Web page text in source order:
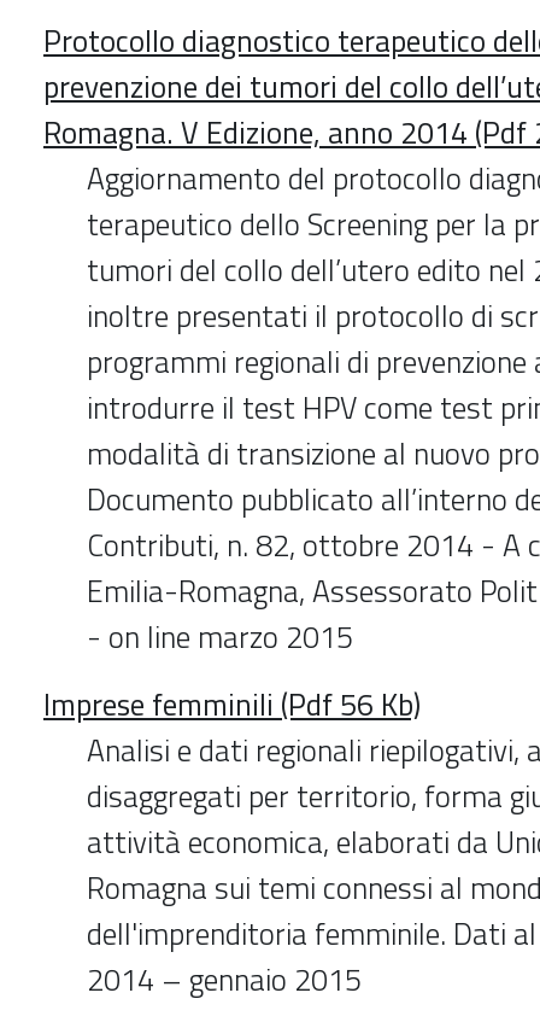
Protocollo diagnostico terapeutico
prevenzione dei tumori del collo
Romagna. V Edizione, anno 2014 (Pdf
Aggiornamento del protocollo
terapeutico dello Screening per la
tumori del collo dell’utero edito nel
inoltre presentati il protocollo di
programmi regionali di
introdurre il test HPV come test
modalità di transizione al nuovo
Documento pubblicato all’interno
Contributi, n. 82, ottobre 2014 - A
Emilia-Romagna, Assessorato
- on line marzo 2015
Imprese femminili (Pdf 56 Kb)
Analisi e dati regionali riepilogativi,
disaggregati per territorio, forma
attività economica, elaborati da
Romagna sui temi connessi al
dell'imprenditoria femminile. Dati
2014 – gennaio 2015